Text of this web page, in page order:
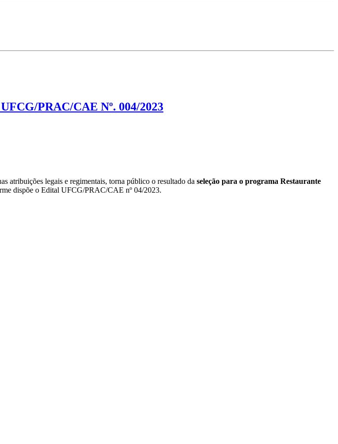
PRAC/CAE Nº. 004/2023
atribuições legais e regimentais, torna público o resultado da seleção para o programa Restaurante
dispõe o Edital UFCG/PRAC/CAE nº 04/2023.